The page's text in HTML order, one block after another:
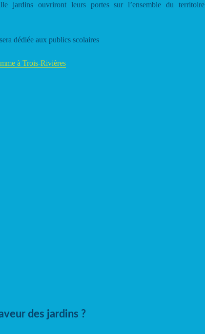
jardins ouvriront leurs portes sur l’ensemble du territoire
dédiée aux publics scolaires
à Trois-Rivières
des jardins ?